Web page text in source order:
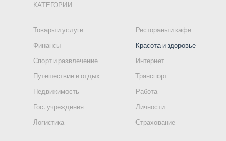
КАТЕГОРИИ
Товары и услуги
Рестораны и кафе
Финансы
Красота и здоровье
Спорт и развлечение
Интернет
Путешествие и отдых
Транспорт
Недвижимость
Работа
Гос. учреждения
Личности
Логистика
Страхование